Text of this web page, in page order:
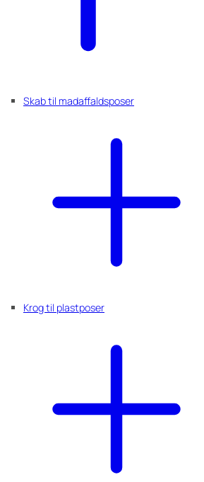
Skab til madaffaldsposer
Krog til plastposer